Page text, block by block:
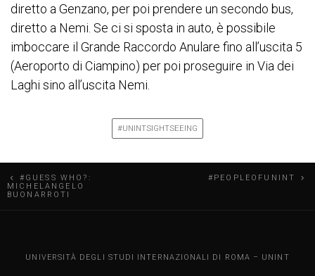
diretto a Genzano, per poi prendere un secondo bus,
diretto a Nemi. Se ci si sposta in auto, è possibile
imboccare il Grande Raccordo Anulare fino all’uscita 5
(Aeroporto di Ciampino) per poi proseguire in Via dei
Laghi sino all’uscita Nemi.
#UNINTSIGHTSEEING
N
a
#GUESS WHO?:
MICHELANGELO
BUONARROTI
#PEOPLEOFUNINT
UNINT BLOG
UNIVERSITÀ DEGLI STUDI INTERNAZIONALI DI ROMA – UNINT